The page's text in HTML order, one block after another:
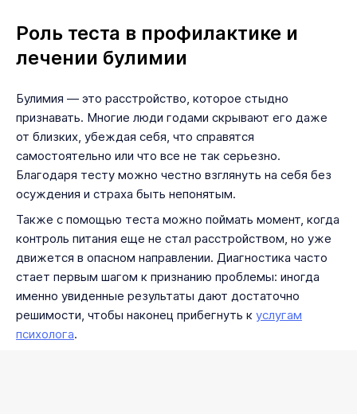
Роль теста в профилактике и
лечении булимии
Булимия — это расстройство, которое стыдно
признавать. Многие люди годами скрывают его даже
от близких, убеждая себя, что справятся
самостоятельно или что все не так серьезно.
Благодаря тесту можно честно взглянуть на себя без
осуждения и страха быть непонятым.
Также с помощью теста можно поймать момент, когда
контроль питания еще не стал расстройством, но уже
движется в опасном направлении. Диагностика часто
стает первым шагом к признанию проблемы: иногда
именно увиденные результаты дают достаточно
решимости, чтобы наконец прибегнуть к услугам
психолога.